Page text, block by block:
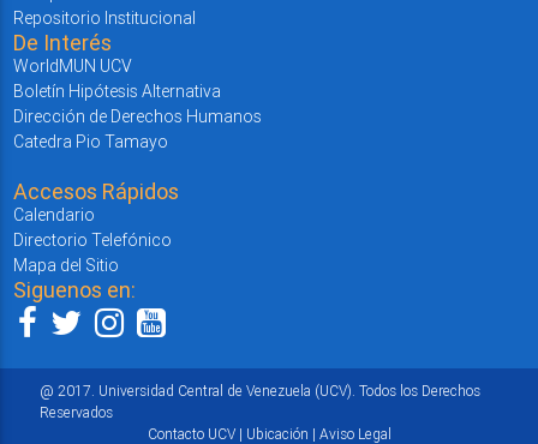
Repositorio Institucional
De Interés
WorldMUN UCV
Boletín Hipótesis Alternativa
Dirección de Derechos Humanos
Catedra Pio Tamayo
Accesos Rápidos
Calendario
Directorio Telefónico
Mapa del Sitio
Siguenos en:
@ 2017. Universidad Central de Venezuela (UCV). Todos los Derechos
Reservados
Contacto UCV| Ubicación | Aviso Legal